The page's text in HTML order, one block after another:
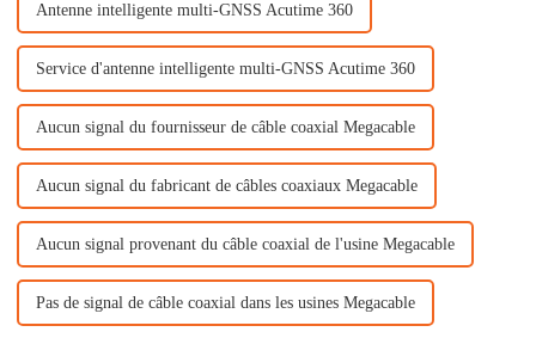
Antenne intelligente multi-GNSS Acutime 360
Service d'antenne intelligente multi-GNSS Acutime 360
Aucun signal du fournisseur de câble coaxial Megacable
Aucun signal du fabricant de câbles coaxiaux Megacable
Aucun signal provenant du câble coaxial de l'usine Megacable
Pas de signal de câble coaxial dans les usines Megacable